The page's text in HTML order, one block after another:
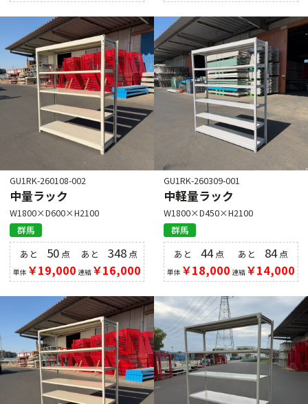
GU1RK-260108-002
中量ラック
W1800×D600×H2100
群馬
あと 50点
単体 ￥19,000
あと 348点
連結￥16,000
GU1RK-260309-001
中軽量ラック
W1800×D450×H2100
群馬
あと 44点
単体 ￥18,000
あと 84点
連結￥14,000